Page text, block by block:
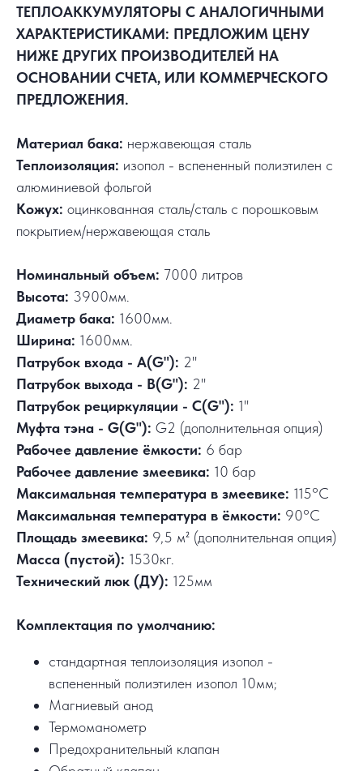
ТЕПЛОАККУМУЛЯТОРЫ С АНАЛОГИЧНЫМИ
ХАРАКТЕРИСТИКАМИ: ПРЕДЛОЖИМ ЦЕНУ
НИЖЕ ДРУГИХ ПРОИЗВОДИТЕЛЕЙ НА
ОСНОВАНИИ СЧЕТА, ИЛИ КОММЕРЧЕСКОГО
ПРЕДЛОЖЕНИЯ.
Материал бака: нержавеющая сталь
Теплоизоляция: изопол - вспененный полиэтилен с
алюминиевой фольгой
Кожух: оцинкованная сталь/сталь с порошковым
покрытием/нержавеющая сталь
Номинальный объем: 7000 литров
Высота: 3900мм.
Диаметр бака: 1600мм.
Ширина: 1600мм.
Патрубок входа - А(G"): 2"
Патрубок выхода - В(G"): 2"
Патрубок рециркуляции - С(G"): 1"
Муфта тэна - G(G"): G2 (дополнительная опция)
Рабочее давление ёмкости: 6 бар
Рабочее давление змеевика: 10 бар
Максимальная температура в змеевике: 115°C
Максимальная температура в ёмкости: 90°C
Площадь змеевика: 9,5 м² (дополнительная опция)
Масса (пустой): 1530кг.
Технический люк (ДУ): 125мм
Комплектация по умолчанию:
стандартная теплоизоляция изопол -
вспененный полиэтилен изопол 10мм;
Магниевый анод
Термоманометр
Предохранительный клапан